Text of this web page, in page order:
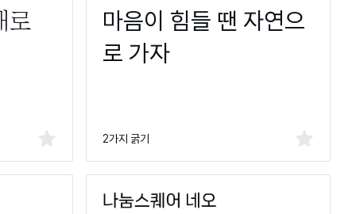
2가지 굵기